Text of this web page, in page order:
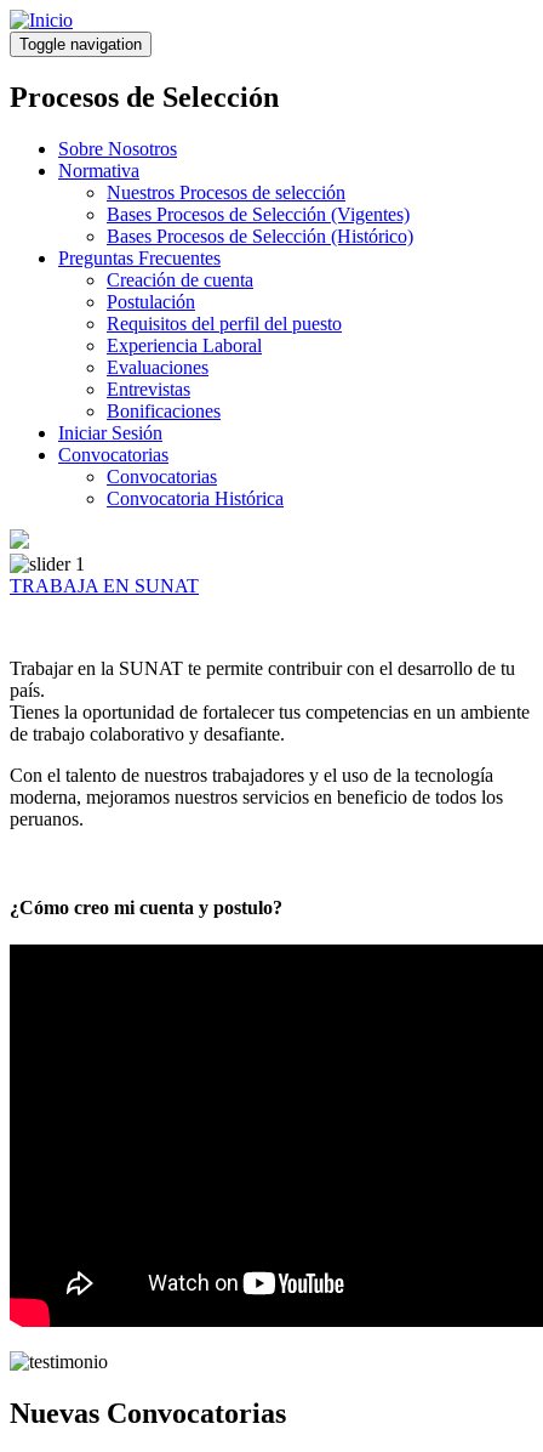
Pasar
al
contenido
principal
Toggle navigation
Procesos de Selección
Sobre Nosotros
Normativa
Nuestros Procesos de selección
Bases Procesos de Selección (Vigentes)
Bases Procesos de Selección (Histórico)
Preguntas Frecuentes
Creación de cuenta
Postulación
Requisitos del perfil del puesto
Experiencia Laboral
Evaluaciones
Entrevistas
Bonificaciones
Iniciar Sesión
Convocatorias
Convocatorias
Convocatoria Histórica
TRABAJA EN SUNAT
Trabajar en la SUNAT te permite contribuir con el desarrollo de tu
país.
Tienes la oportunidad de fortalecer tus competencias en un ambiente
de trabajo colaborativo y desafiante.
Con el talento de nuestros trabajadores y el uso de la tecnología
moderna, mejoramos nuestros servicios en beneficio de todos los
peruanos.
¿Cómo creo mi cuenta y postulo?
Nuevas Convocatorias